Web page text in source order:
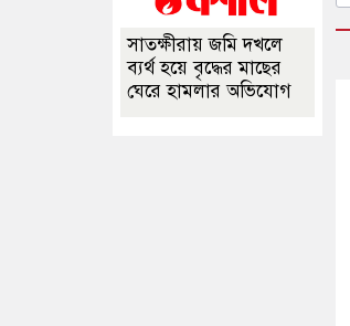
সাতক্ষীরায় জমি দখলে
ব্যর্থ হয়ে বৃদ্ধের মাছের
ঘেরে হামলার অভিযোগ